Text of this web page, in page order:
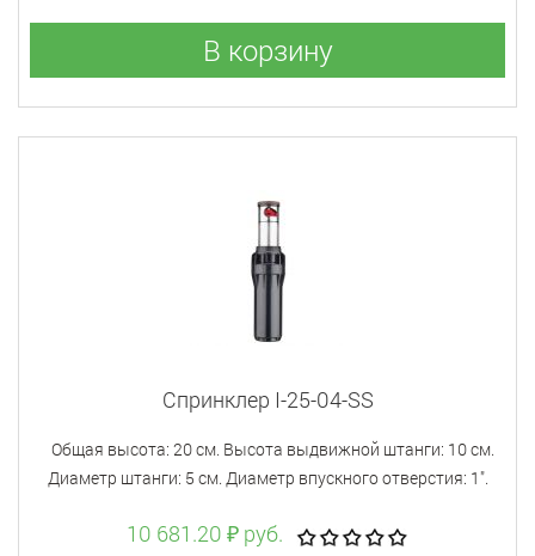
В корзину
Спринклер I-25-04-SS
Общая высота: 20 см. Высота выдвижной штанги: 10 см.
Диаметр штанги: 5 см. Диаметр впускного отверстия: 1".
10 681.20 ₽ руб.